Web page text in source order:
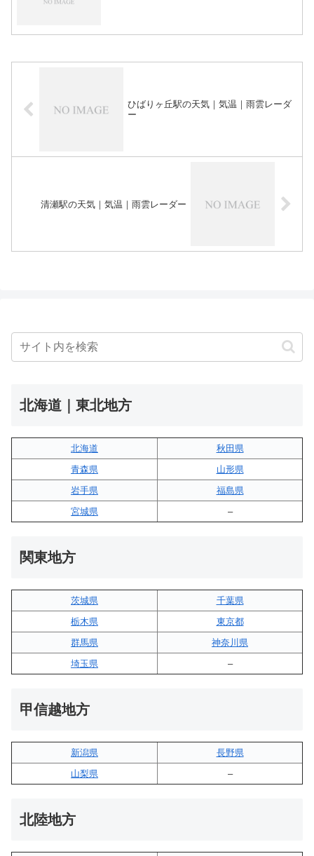
ひばりヶ丘駅の天気｜気温｜雨雲レーダ
ー
清瀬駅の天気｜気温｜雨雲レーダー
北海道｜東北地方
北海道
秋田県
青森県
山形県
岩手県
福島県
宮城県
–
関東地方
茨城県
千葉県
栃木県
東京都
群馬県
神奈川県
埼玉県
–
甲信越地方
新潟県
長野県
山梨県
–
北陸地方